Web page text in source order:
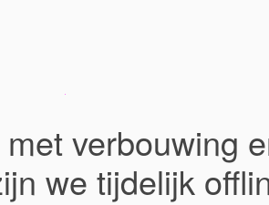
verbouwing
we tijdelijk